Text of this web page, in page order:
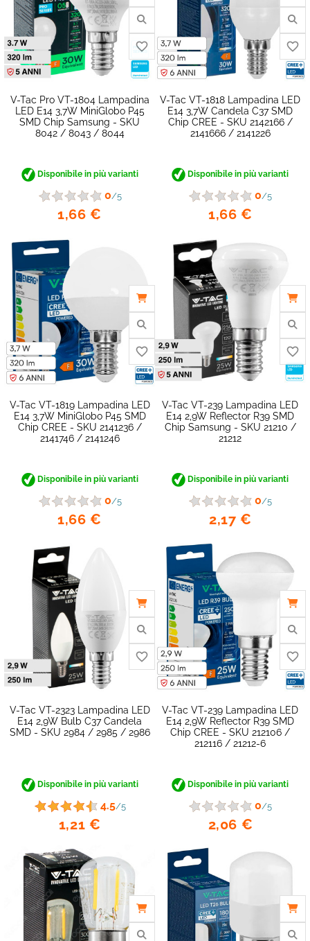
favorite_border
V-Tac Pro VT-1804 Lampadina
LED E14 3,7W MiniGlobo P45
SMD Chip Samsung - SKU
8042 / 8043 / 8044
Disponibile in più varianti
0/5
1,66 €
favorite_border
V-Tac VT-1818 Lampadina LED
E14 3,7W Candela C37 SMD
Chip CREE - SKU 2142166 /
2141666 / 2141226
Disponibile in più varianti
0/5
1,66 €
V-Tac VT-1819 Lampadina LED
E14 3,7W MiniGlobo P45 SMD
Chip CREE - SKU 2141236 /
2141746 / 2141246
Disponibile in più varianti
0/5
1,66 €
V-Tac VT-239 Lampadina LED
E14 2,9W Reflector R39 SMD
Chip Samsung - SKU 21210 /
21212
Disponibile in più varianti
0/5
2,17 €
V-Tac VT-2323 Lampadina LED
E14 2,9W Bulb C37 Candela
SMD - SKU 2984 / 2985 / 2986
Disponibile in più varianti
4.5/5
1,21 €
V-Tac VT-239 Lampadina LED
E14 2,9W Reflector R39 SMD
Chip CREE - SKU 212106 /
212116 / 21212-6
Disponibile in più varianti
0/5
2,06 €